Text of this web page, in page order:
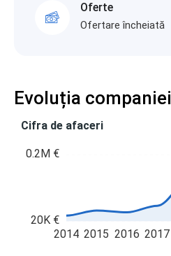
Oferte
Ofertare încheiată
Evoluția companiei
Cifra de afaceri
0.2M €
20K €
2014 2015 2016 2017